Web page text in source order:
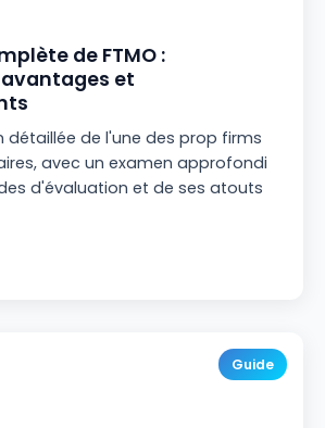
de FTMO :
et
détaillée de l'une des prop firms
avec un examen approfondi
d'évaluation et de ses atouts
Guide